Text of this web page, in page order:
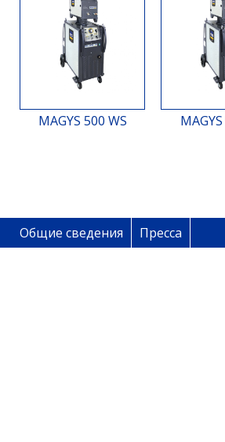
MAGYS 500 WS
Общие сведения Пресса